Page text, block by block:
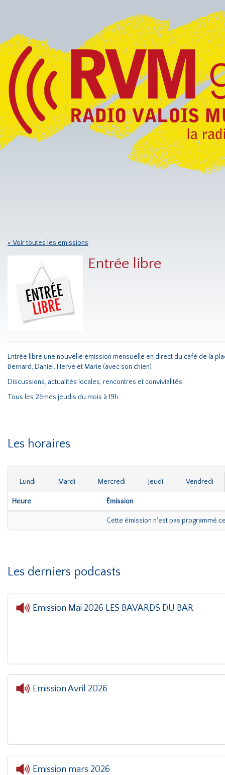
« Voir toutes les emissions
Entrée libre
Entrée libre une nouvelle émission mensuelle en direct du café de la
Bernard, Daniel, Hervé et Marie (avec son chien)
Discussions, actualités locales, rencontres et convivialités.
Tous les 2èmes jeudis du mois à 19h
Les horaires
Lundi Mardi Mercredi Jeudi Vendredi
Heure Émission
Cette émission n'est pas programmé
Les derniers podcasts
Emission Mai 2026 LES BAVARDS DU BAR
Emission Avril 2026
Emission mars 2026